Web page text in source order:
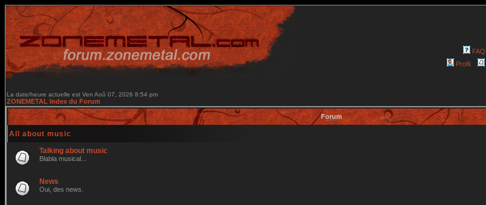
FAQ
Profil
La date/heure actuelle est Ven Aoû 07, 2026 8:54 pm
ZONEMETAL Index du Forum
Forum
All about music
Talking about music
Blabla musical...
News
Oui, des news.